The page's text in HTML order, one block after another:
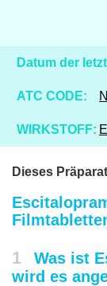
Datum der
ATC CODE:
WIRKSTOFF:
Dieses
1
Was ist
wird es